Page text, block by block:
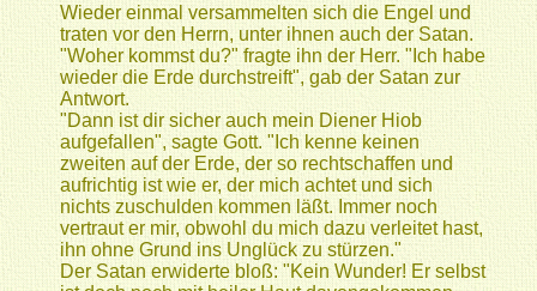
Wieder einmal versammelten sich die Engel und
traten vor den Herrn, unter ihnen auch der Satan.
"Woher kommst du?" fragte ihn der Herr. "Ich habe
wieder die Erde durchstreift", gab der Satan zur
Antwort.
"Dann ist dir sicher auch mein Diener Hiob
aufgefallen", sagte Gott. "Ich kenne keinen
zweiten auf der Erde, der so rechtschaffen und
aufrichtig ist wie er, der mich achtet und sich
nichts zuschulden kommen läßt. Immer noch
vertraut er mir, obwohl du mich dazu verleitet hast,
ihn ohne Grund ins Unglück zu stürzen."
Der Satan erwiderte bloß: "Kein Wunder! Er selbst